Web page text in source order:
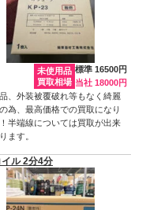
未使用品
買取相場
標準 16500円
当社 18000円
、外装被覆破れ等もなく綺麗
為、最高価格での買取になり
半端線については買取が出来
ます。
ル 2分4分